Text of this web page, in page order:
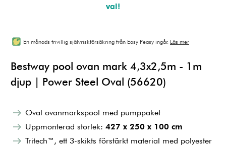
val!
En månads frivillig självriskförsäkring från Easy Peasy ingår. Läs mer
Bestway pool ovan mark 4,3x2,5m - 1m
djup | Power Steel Oval (56620)
Oval ovanmarkspool med pumppaket
Uppmonterad storlek: 427 x 250 x 100 cm
Tritech™, ett 3-skikts förstärkt material med polyester